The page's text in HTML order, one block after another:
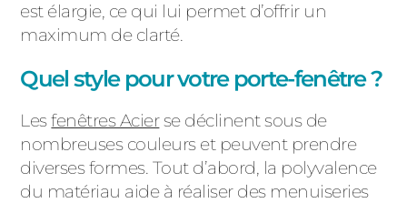
est élargie, ce qui lui permet d’offrir un
maximum de clarté.
Quel style pour votre porte-fenêtre ?
Lesfenêtres Acierse déclinent sous de
nombreuses couleurs et peuvent prendre
diverses formes. Tout d’abord, la polyvalence
du matériau aide à réaliser des menuiseries